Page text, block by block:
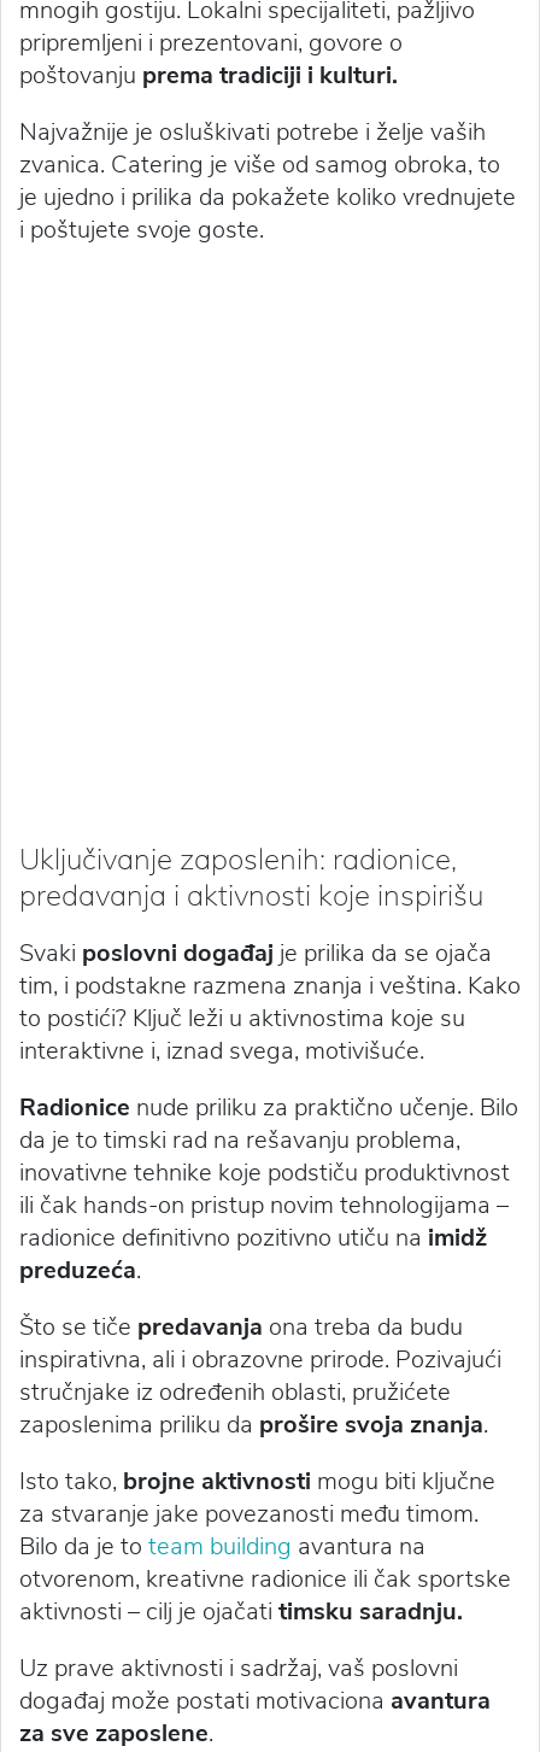
mnogih gostiju. Lokalni specijaliteti, pažljivo
pripremljeni i prezentovani, govore o
poštovanju prema tradiciji i kulturi.
Najvažnije je osluškivati potrebe i želje vaših
zvanica. Catering je više od samog obroka, to
je ujedno i prilika da pokažete koliko vrednujete
i poštujete svoje goste.
Uključivanje zaposlenih: radionice,
predavanja i aktivnosti koje inspirišu
Svaki poslovni događaj je prilika da se ojača
tim, i podstakne razmena znanja i veština. Kako
to postići? Ključ leži u aktivnostima koje su
interaktivne i, iznad svega, motivišuće.
Radionice nude priliku za praktično učenje. Bilo
da je to timski rad na rešavanju problema,
inovativne tehnike koje podstiču produktivnost
ili čak hands-on pristup novim tehnologijama –
radionice definitivno pozitivno utiču na imidž
preduzeća.
Što se tiče predavanja ona treba da budu
inspirativna, ali i obrazovne prirode. Pozivajući
stručnjake iz određenih oblasti, pružićete
zaposlenima priliku da prošire svoja znanja.
Isto tako, brojne aktivnosti mogu biti ključne
za stvaranje jake povezanosti među timom.
Bilo da je to team building avantura na
otvorenom, kreativne radionice ili čak sportske
aktivnosti – cilj je ojačati timsku saradnju.
Uz prave aktivnosti i sadržaj, vaš poslovni
događaj može postati motivaciona avantura
za sve zaposlene.